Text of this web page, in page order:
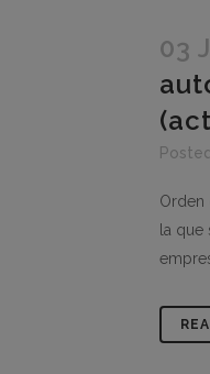
03
Orden
la